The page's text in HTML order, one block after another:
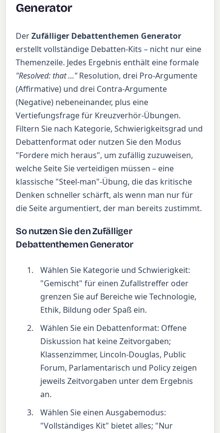
Generator
DerZufälliger Debattenthemen Generator
erstellt vollständige Debatten-Kits – nicht nur eine
Themenzeile. Jedes Ergebnis enthält eine formale
"Resolved: that …"Resolution, drei Pro-Argumente
(Affirmative) und drei Contra-Argumente
(Negative) nebeneinander, plus eine
Vertiefungsfrage für Kreuzverhör-Übungen.
Filtern Sie nach Kategorie, Schwierigkeitsgrad und
Debattenformat oder nutzen Sie den Modus
"Fordere mich heraus", um zufällig zuzuweisen,
welche Seite Sie verteidigen müssen – eine
klassische "Steel-man"-Übung, die das kritische
Denken schneller schärft, als wenn man nur für
die Seite argumentiert, der man bereits zustimmt.
So nutzen Sie den Zufälliger
Debattenthemen Generator
Wählen Sie Kategorie und Schwierigkeit:
"Gemischt" für einen Zufallstreffer oder
grenzen Sie auf Bereiche wie Technologie,
Ethik, Bildung oder Spaß ein.
Wählen Sie ein Debattenformat: Offene
Diskussion hat keine Zeitvorgaben;
Klassenzimmer, Lincoln-Douglas, Public
Forum, Parlamentarisch und Policy zeigen
jeweils Zeitvorgaben unter dem Ergebnis
an.
Wählen Sie einen Ausgabemodus:
"Vollständiges Kit" bietet alles; "Nur